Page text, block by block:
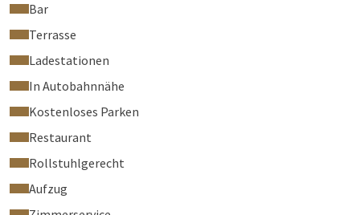
Bar
Terrasse
Ladestationen
In Autobahnnähe
Kostenloses Parken
Restaurant
Rollstuhlgerecht
Aufzug